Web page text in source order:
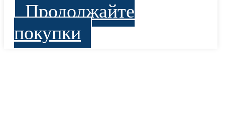
Продолжайте
покупки